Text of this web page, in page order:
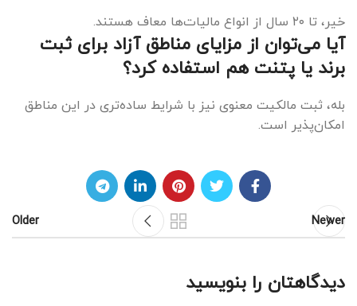
خیر، تا ۲۰ سال از انواع مالیات‌ها معاف هستند.
آیا می‌توان از مزایای مناطق آزاد برای ثبت
برند یا پتنت هم استفاده کرد؟
بله، ثبت مالکیت معنوی نیز با شرایط ساده‌تری در این مناطق
امکان‌پذیر است.
Newer
Older
دیدگاهتان را بنویسید